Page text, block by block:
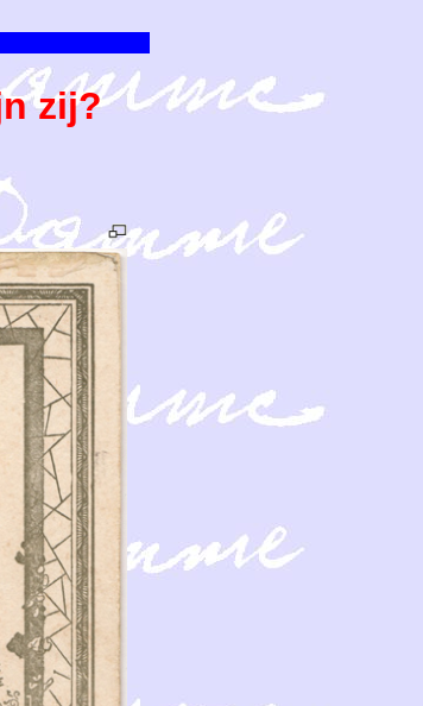
zij?